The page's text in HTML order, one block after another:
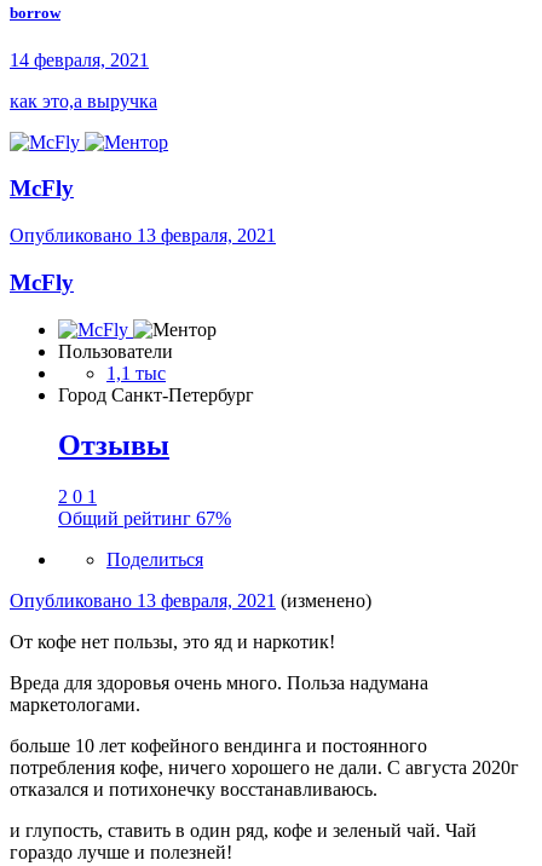
borrow
14 февраля, 2021
как это,а выручка
McFly
Опубликовано 13 февраля, 2021
McFly
Пользователи
1,1 тыс
Город Санкт-Петербург
Отзывы
2 0 1
Общий рейтинг 67%
Поделиться
Опубликовано 13 февраля, 2021 (изменено)
От кофе нет пользы, это яд и наркотик!
Вреда для здоровья очень много. Польза надумана
маркетологами.
больше 10 лет кофейного вендинга и постоянного
потребления кофе, ничего хорошего не дали. С августа 2020г
отказался и потихонечку восстанавливаюсь.
и глупость, ставить в один ряд, кофе и зеленый чай. Чай
гораздо лучше и полезней!